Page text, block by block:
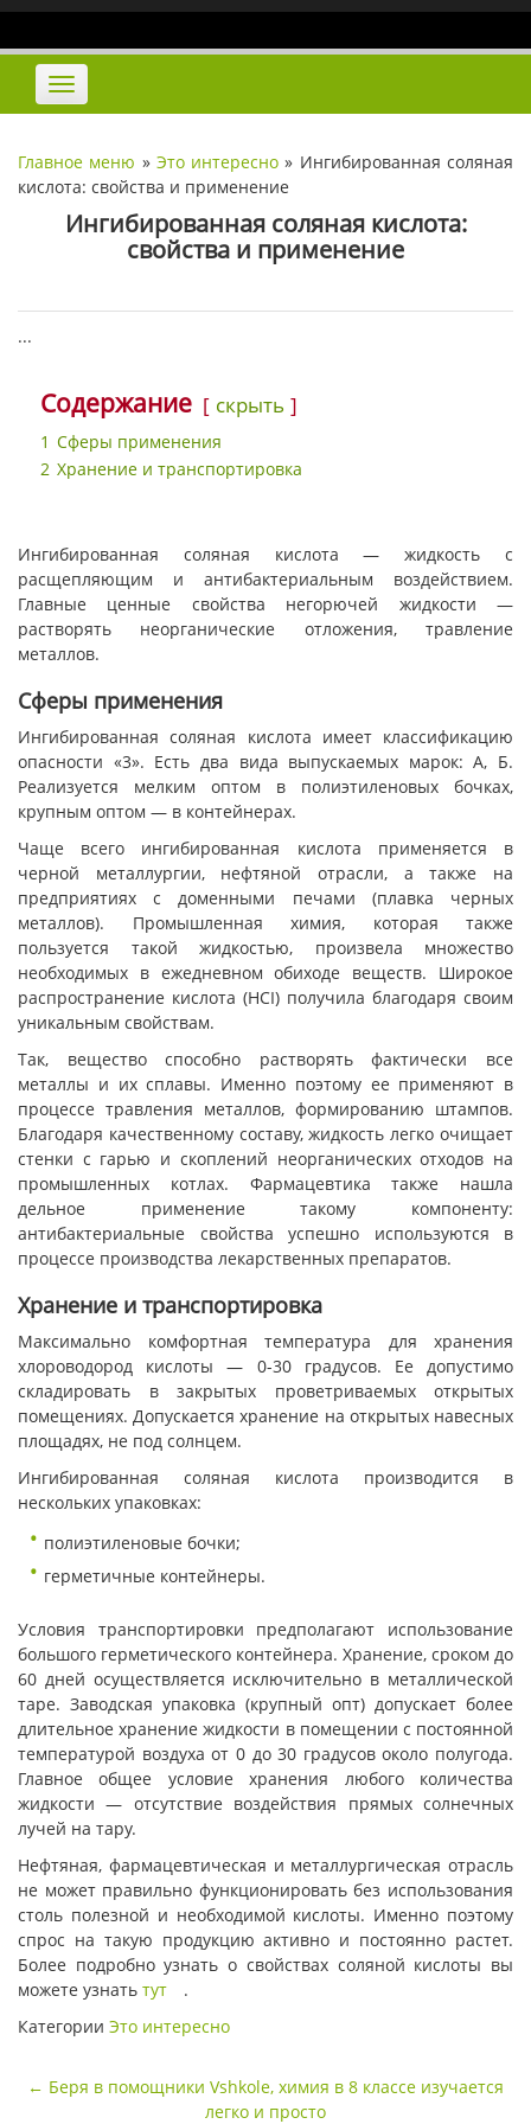
Наверх
Переключить
навигацию
Главное меню » Это интересно » Ингибированная соляная
кислота: свойства и применение
Ингибированная соляная кислота:
свойства и применение
...
Содержание скрыть
1 Сферы применения
2 Хранение и транспортировка
Ингибированная соляная кислота — жидкость с
расщепляющим и антибактериальным воздействием.
Главные ценные свойства негорючей жидкости —
растворять неорганические отложения, травление
металлов.
Сферы применения
Ингибированная соляная кислота имеет классификацию
опасности «3». Есть два вида выпускаемых марок: А, Б.
Реализуется мелким оптом в полиэтиленовых бочках,
крупным оптом — в контейнерах.
Чаще всего ингибированная кислота применяется в
черной металлургии, нефтяной отрасли, а также на
предприятиях с доменными печами (плавка черных
металлов). Промышленная химия, которая также
пользуется такой жидкостью, произвела множество
необходимых в ежедневном обиходе веществ. Широкое
распространение кислота (НСI) получила благодаря своим
уникальным свойствам.
Так, вещество способно растворять фактически все
металлы и их сплавы. Именно поэтому ее применяют в
процессе травления металлов, формированию штампов.
Благодаря качественному составу, жидкость легко очищает
стенки с гарью и скоплений неорганических отходов на
промышленных котлах. Фармацевтика также нашла
дельное применение такому компоненту:
антибактериальные свойства успешно используются в
процессе производства лекарственных препаратов.
Хранение и транспортировка
Максимально комфортная температура для хранения
хлороводород кислоты — 0-30 градусов. Ее допустимо
складировать в закрытых проветриваемых открытых
помещениях. Допускается хранение на открытых навесных
площадях, не под солнцем.
Ингибированная соляная кислота производится в
нескольких упаковках:
полиэтиленовые бочки;
герметичные контейнеры.
Условия транспортировки предполагают использование
большого герметического контейнера. Хранение, сроком до
60 дней осуществляется исключительно в металлической
таре. Заводская упаковка (крупный опт) допускает более
длительное хранение жидкости в помещении с постоянной
температурой воздуха от 0 до 30 градусов около полугода.
Главное общее условие хранения любого количества
жидкости — отсутствие воздействия прямых солнечных
лучей на тару.
Нефтяная, фармацевтическая и металлургическая отрасль
не может правильно функционировать без использования
столь полезной и необходимой кислоты. Именно поэтому
спрос на такую продукцию активно и постоянно растет.
Более подробно узнать о свойствах соляной кислоты вы
можете узнать тут
.
Категории Это интересно
Навигация
← Беря в помощники Vshkole, химия в 8 классе изучается
легко и просто